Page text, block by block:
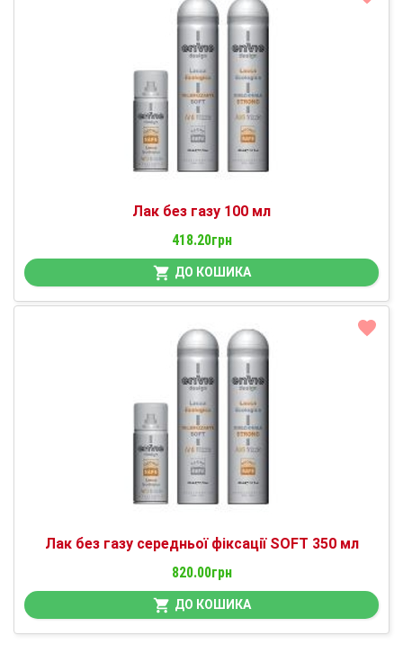
Лак без газу 100 мл
418.20грн
ДО КОШИКА
Лак без газу середньої фіксації SOFT 350 мл
820.00грн
ДО КОШИКА